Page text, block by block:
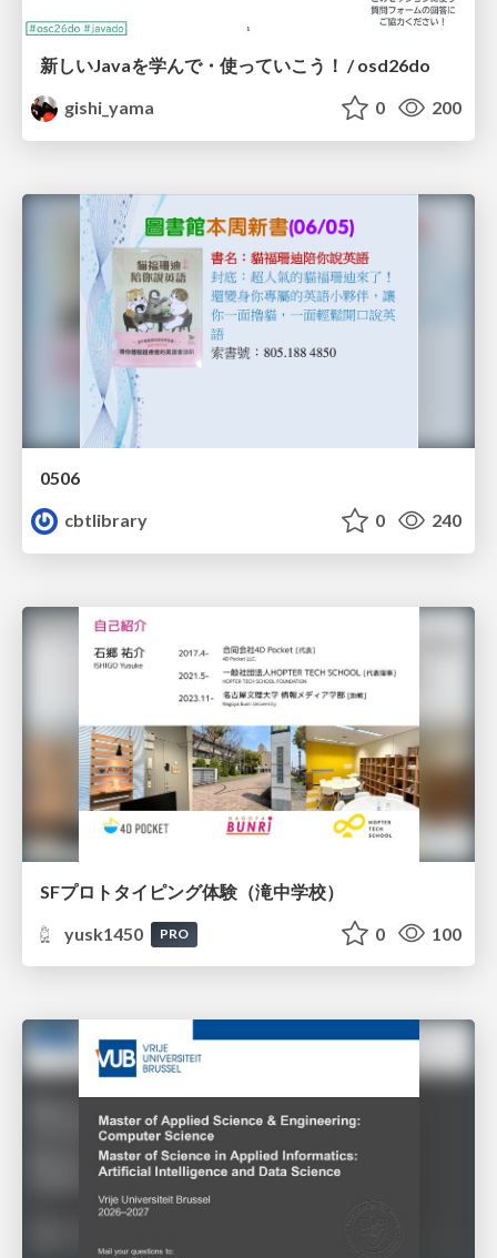
新しいJavaを学んで・使っていこう！ / osd26do
gishi_yama
0 200
0506
cbtlibrary
0 240
SFプロトタイピング体験（滝中学校）
yusk1450
PRO 0 100